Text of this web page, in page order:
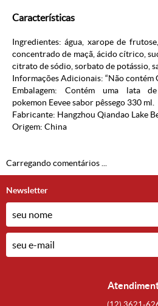
Características
Ingredientes: água, xarope de
concentrado de maçã, ácido cítrico,
citrato de sódio, sorbato de potássio,
Informações Adicionais: “Não contém
Embalagem: Contém uma lata
pokemon Eevee sabor pêssego 330 ml.
Fabricante: Hangzhou Qiandao Lake
Origem: China
Carregando comentários ...
Newsletter